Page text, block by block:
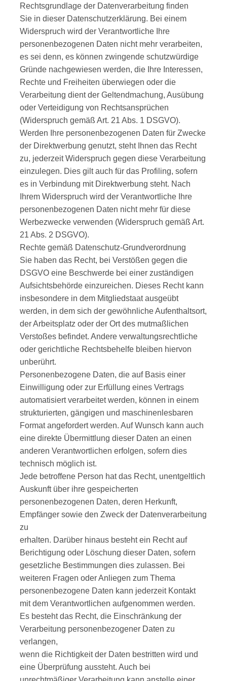
Rechtsgrundlage der Datenverarbeitung finden
Sie in dieser Datenschutzerklärung. Bei einem
Widerspruch wird der Verantwortliche Ihre
personenbezogenen Daten nicht mehr verarbeiten,
es sei denn, es können zwingende schutzwürdige
Gründe nachgewiesen werden, die Ihre Interessen,
Rechte und Freiheiten überwiegen oder die
Verarbeitung dient der Geltendmachung, Ausübung
oder Verteidigung von Rechtsansprüchen
(Widerspruch gemäß Art. 21 Abs. 1 DSGVO).
Werden Ihre personenbezogenen Daten für Zwecke
der Direktwerbung genutzt, steht Ihnen das Recht
zu, jederzeit Widerspruch gegen diese Verarbeitung
einzulegen. Dies gilt auch für das Profiling, sofern
es in Verbindung mit Direktwerbung steht. Nach
Ihrem Widerspruch wird der Verantwortliche Ihre
personenbezogenen Daten nicht mehr für diese
Werbezwecke verwenden (Widerspruch gemäß Art.
21 Abs. 2 DSGVO).
Rechte gemäß Datenschutz-Grundverordnung
Sie haben das Recht, bei Verstößen gegen die
DSGVO eine Beschwerde bei einer zuständigen
Aufsichtsbehörde einzureichen. Dieses Recht kann
insbesondere in dem Mitgliedstaat ausgeübt
werden, in dem sich der gewöhnliche Aufenthaltsort,
der Arbeitsplatz oder der Ort des mutmaßlichen
Verstoßes befindet. Andere verwaltungsrechtliche
oder gerichtliche Rechtsbehelfe bleiben hiervon
unberührt.
Personenbezogene Daten, die auf Basis einer
Einwilligung oder zur Erfüllung eines Vertrags
automatisiert verarbeitet werden, können in einem
strukturierten, gängigen und maschinenlesbaren
Format angefordert werden. Auf Wunsch kann auch
eine direkte Übermittlung dieser Daten an einen
anderen Verantwortlichen erfolgen, sofern dies
technisch möglich ist.
Jede betroffene Person hat das Recht, unentgeltlich
Auskunft über ihre gespeicherten
personenbezogenen Daten, deren Herkunft,
Empfänger sowie den Zweck der Datenverarbeitung
zu
erhalten. Darüber hinaus besteht ein Recht auf
Berichtigung oder Löschung dieser Daten, sofern
gesetzliche Bestimmungen dies zulassen. Bei
weiteren Fragen oder Anliegen zum Thema
personenbezogene Daten kann jederzeit Kontakt
mit dem Verantwortlichen aufgenommen werden.
Es besteht das Recht, die Einschränkung der
Verarbeitung personenbezogener Daten zu
verlangen,
wenn die Richtigkeit der Daten bestritten wird und
eine Überprüfung aussteht. Auch bei